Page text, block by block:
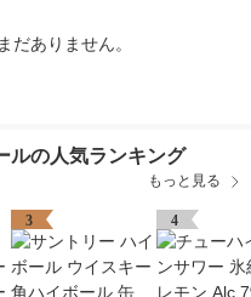
だありません。
ルの人気ランキング
もっと見る
3 4